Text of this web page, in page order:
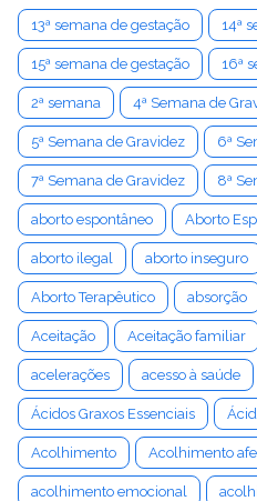
13ª semana de gestação 14ª
15ª semana de gestação 16ª
2ª semana 4ª Semana de
5ª Semana de Gravidez 6ª
7ª Semana de Gravidez 8ª
aborto espontâneo Aborto
aborto ilegal aborto inseguro
Aborto Terapêutico absorção
Aceitação Aceitação familiar
acelerações acesso à saúde
Ácidos Graxos Essenciais
Acolhimento Acolhimento
acolhimento emocional